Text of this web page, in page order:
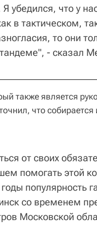
убедился, что у
в тактическом,
то они
- сказал
также является
что
от своих
помогать этой
популярность
со временем
Московской